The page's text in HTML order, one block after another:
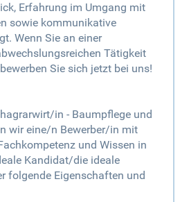
Erfahrung im Umgang mit
sowie kommunikative
Wenn Sie an einer
Tätigkeit
Sie sich jetzt bei uns!
in - Baumpflege und
wir eine/n Bewerber/in mit
und Wissen in
Kandidat/die ideale
folgende Eigenschaften und